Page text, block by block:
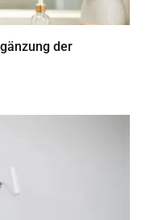
der